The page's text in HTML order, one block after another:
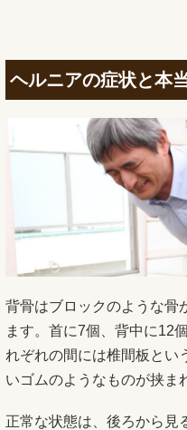
ヘルニアの症状と本
背骨はブロックのような骨
ます。首に7個、背中に12
れぞれの間には椎間板とい
いゴムのようなものが挟ま
正常な状態は、後ろから見